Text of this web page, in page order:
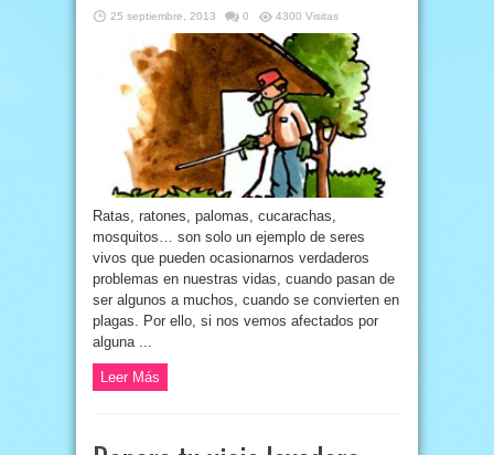
25 septiembre, 2013 0 4300 Visitas
Ratas, ratones, palomas, cucarachas,
mosquitos… son solo un ejemplo de seres
vivos que pueden ocasionarnos verdaderos
problemas en nuestras vidas, cuando pasan de
ser algunos a muchos, cuando se convierten en
plagas. Por ello, si nos vemos afectados por
alguna ...
Leer Más